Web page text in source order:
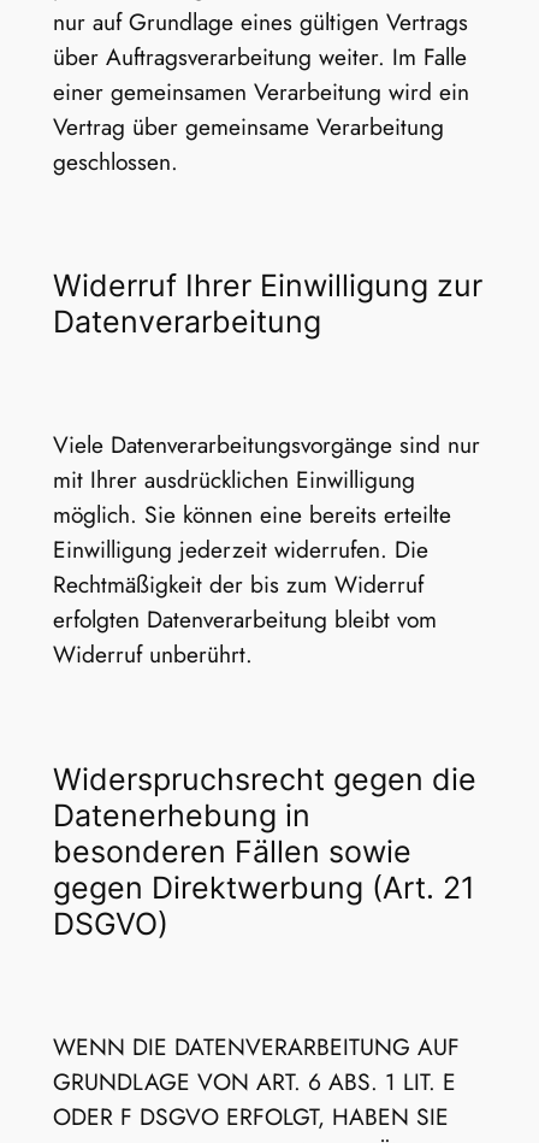
nur auf Grundlage eines gültigen Vertrags
über Auftragsverarbeitung weiter. Im Falle
einer gemeinsamen Verarbeitung wird ein
Vertrag über gemeinsame Verarbeitung
geschlossen.
Widerruf Ihrer Einwilligung zur
Datenverarbeitung
Viele Datenverarbeitungsvorgänge sind nur
mit Ihrer ausdrücklichen Einwilligung
möglich. Sie können eine bereits erteilte
Einwilligung jederzeit widerrufen. Die
Rechtmäßigkeit der bis zum Widerruf
erfolgten Datenverarbeitung bleibt vom
Widerruf unberührt.
Widerspruchsrecht gegen die
Datenerhebung in
besonderen Fällen sowie
gegen Direktwerbung (Art. 21
DSGVO)
WENN DIE DATENVERARBEITUNG AUF
GRUNDLAGE VON ART. 6 ABS. 1 LIT. E
ODER F DSGVO ERFOLGT, HABEN SIE